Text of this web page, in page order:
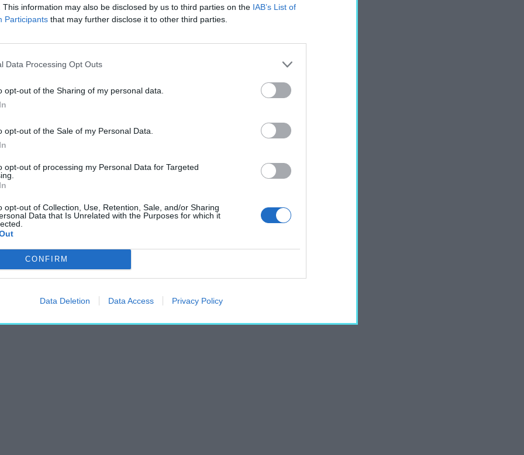
This information may also be disclosed by us to third parties on the IAB’s List of
Participants that may further disclose it to other third parties.
Data Processing Opt Outs
opt-out of the Sharing of my personal data.
opt-out of the Sale of my Personal Data.
opt-out of processing my Personal Data for Targeted
opt-out of Collection, Use, Retention, Sale, and/or Sharing
Data that Is Unrelated with the Purposes for which it
CONFIRM
Data Deletion Data Access Privacy Policy
Brtev településen
a Facha Architekti
tűnik:
EGY ÖNÁLLÓ, KORTÁRS
gesztusnál.
volt. Ahelyett,
volna
új építményt
szerkezettől.
burkolatú, fa